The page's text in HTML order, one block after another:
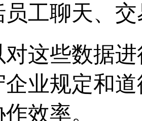
工聊天、
对这些数据
企业规定和
效率。